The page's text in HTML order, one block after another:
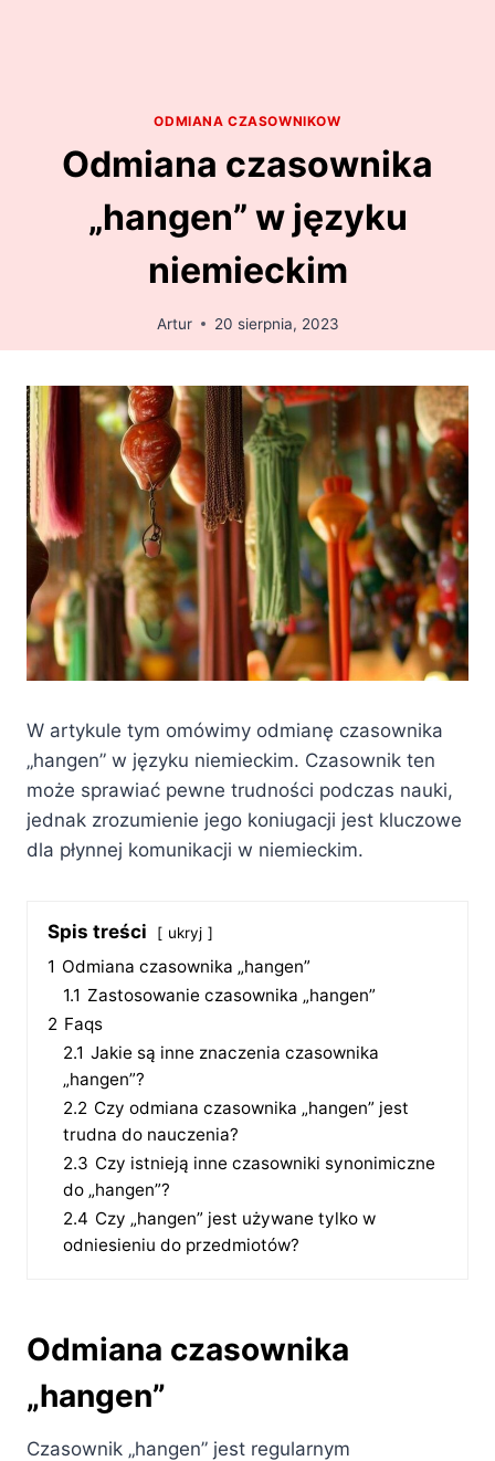
ODMIANA CZASOWNIKOW
Odmiana czasownika
„hangen” w języku
niemieckim
Artur 20 sierpnia, 2023
W artykule tym omówimy odmianę czasownika
„hangen” w języku niemieckim. Czasownik ten
może sprawiać pewne trudności podczas nauki,
jednak zrozumienie jego koniugacji jest kluczowe
dla płynnej komunikacji w niemieckim.
Spis treści ukryj
1 Odmiana czasownika „hangen”
1.1 Zastosowanie czasownika „hangen”
2 Faqs
2.1 Jakie są inne znaczenia czasownika
„hangen”?
2.2 Czy odmiana czasownika „hangen” jest
trudna do nauczenia?
2.3 Czy istnieją inne czasowniki synonimiczne
do „hangen”?
2.4 Czy „hangen” jest używane tylko w
odniesieniu do przedmiotów?
Odmiana czasownika
„hangen”
Czasownik „hangen” jest regularnym